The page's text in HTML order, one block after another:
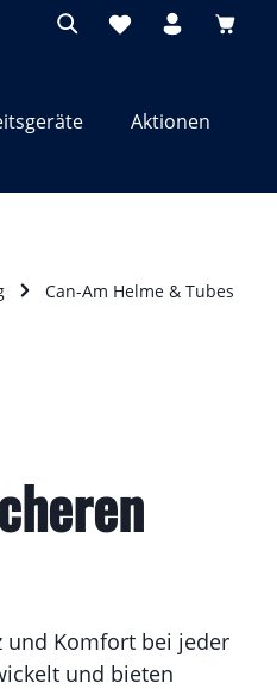
Aktionen
Can-Am Helme & Tubes
und Komfort bei jeder
und bieten